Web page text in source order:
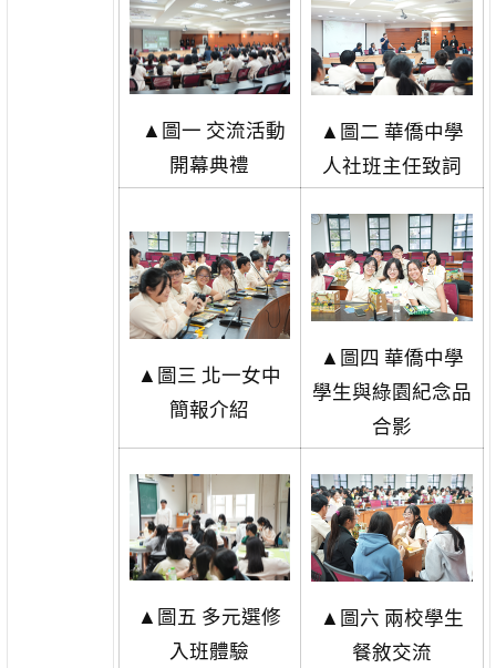
▲圖一 交流活動
開幕典禮
▲圖二 華僑中學
人社班主任致詞
▲圖三 北一女中
簡報介紹
▲圖四 華僑中學
學生與綠園紀念品
合影
▲圖五 多元選修
入班體驗
▲圖六 兩校學生
餐敘交流